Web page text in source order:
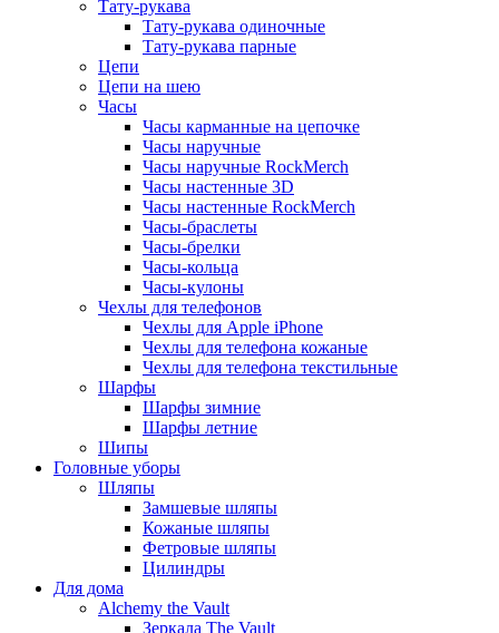
Тату-рукава
Тату-рукава одиночные
Тату-рукава парные
Цепи
Цепи на шею
Часы
Часы карманные на цепочке
Часы наручные
Часы наручные RockMerch
Часы настенные 3D
Часы настенные RockMerch
Часы-браслеты
Часы-брелки
Часы-кольца
Часы-кулоны
Чехлы для телефонов
Чехлы для Apple iPhone
Чехлы для телефона кожаные
Чехлы для телефона текстильные
Шарфы
Шарфы зимние
Шарфы летние
Шипы
Головные уборы
Шляпы
Замшевые шляпы
Кожаные шляпы
Фетровые шляпы
Цилиндры
Для дома
Alchemy the Vault
Зеркала The Vault